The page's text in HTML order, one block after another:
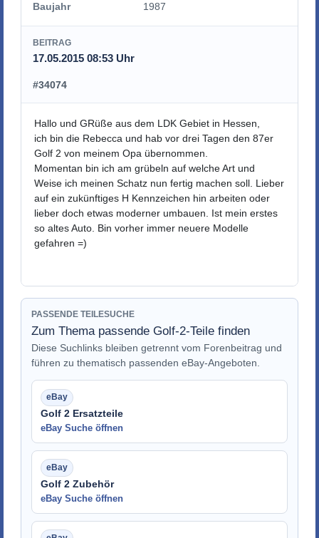
Baujahr
1987
BEITRAG
17.05.2015 08:53 Uhr
#34074
Hallo und GRüße aus dem LDK Gebiet in Hessen,
ich bin die Rebecca und hab vor drei Tagen den 87er
Golf 2 von meinem Opa übernommen.
Momentan bin ich am grübeln auf welche Art und
Weise ich meinen Schatz nun fertig machen soll. Lieber
auf ein zukünftiges H Kennzeichen hin arbeiten oder
lieber doch etwas moderner umbauen. Ist mein erstes
so altes Auto. Bin vorher immer neuere Modelle
gefahren =)
PASSENDE TEILESUCHE
Zum Thema passende Golf-2-Teile finden
Diese Suchlinks bleiben getrennt vom Forenbeitrag und
führen zu thematisch passenden eBay-Angeboten.
Golf 2 Ersatzteile
eBay Suche öffnen
Golf 2 Zubehör
eBay Suche öffnen